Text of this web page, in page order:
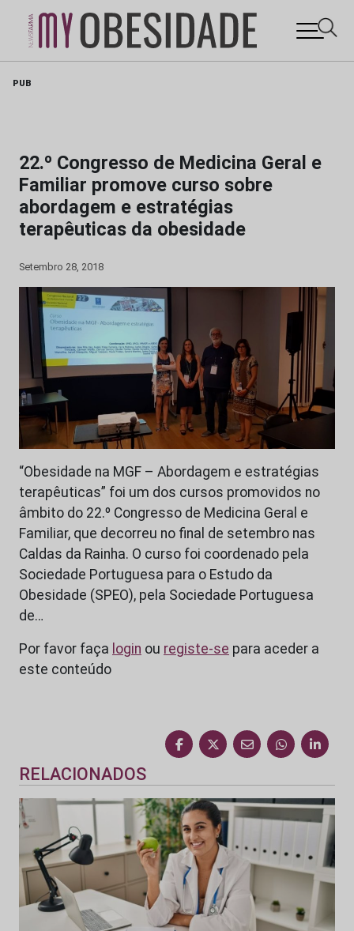
PUB
22.º Congresso de Medicina Geral e
Familiar promove curso sobre
abordagem e estratégias
terapêuticas da obesidade
Setembro 28, 2018
“Obesidade na MGF – Abordagem e estratégias
terapêuticas” foi um dos cursos promovidos no
âmbito do 22.º Congresso de Medicina Geral e
Familiar, que decorreu no final de setembro nas
Caldas da Rainha. O curso foi coordenado pela
Sociedade Portuguesa para o Estudo da
Obesidade (SPEO), pela Sociedade Portuguesa
de…
Por favor faça login ou registe-se para aceder a
este conteúdo
RELACIONADOS